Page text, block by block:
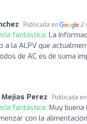
Publicada en 2
fantástica: La
a la ALPV que
de AC es de suma
Perez Publicada en
fantástica: Muy
con la